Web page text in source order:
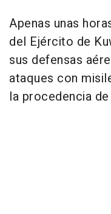
Apenas unas
del Ejército de
sus defensas
ataques con
la procedencia